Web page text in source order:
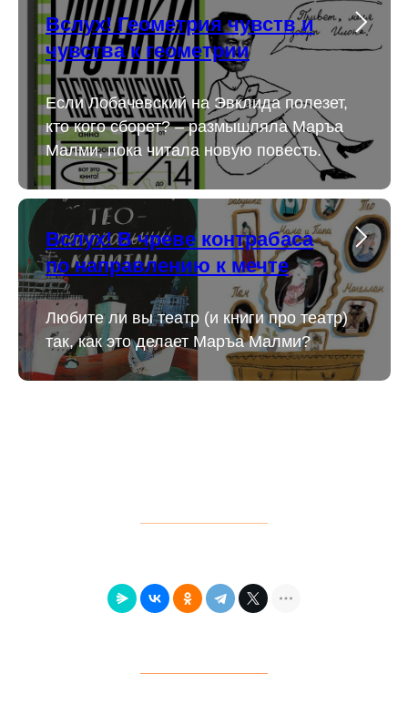
Вслух! Геометрия чувств и
чувства к геометрии
Если Лобачевский на Эвклида полезет,
кто кого сборет? – размышляла Маръа
Малми, пока читала новую повесть.
Вслух! В чреве контрабаса
по направлению к мечте
Любите ли вы театр (и книги про театр)
так, как это делает Маръа Малми?